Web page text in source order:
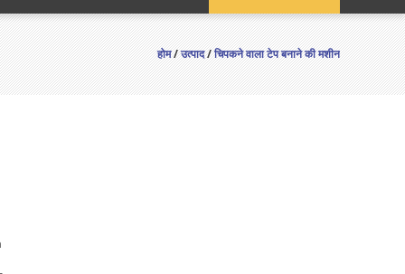
होम/उत्पाद/चिपकने वाला टेप बनाने की मशीन